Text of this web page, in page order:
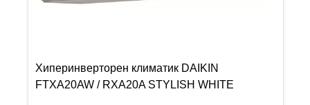
Хиперинверторен климатик DAIKIN
FTXA20AW / RXA20A STYLISH WHITE